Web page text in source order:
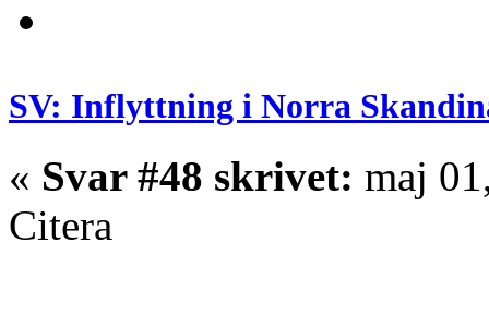
SV: Inflyttning i Norra
« Svar #48 skrivet: maj
Citera